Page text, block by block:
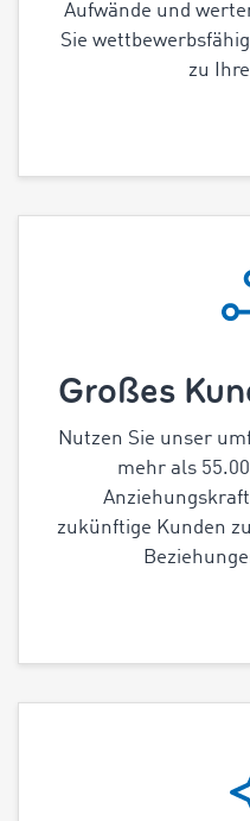
Aufwände und
Sie
zu
Großes
Nutzen Sie unser
mehr als
zukünftige Kunden